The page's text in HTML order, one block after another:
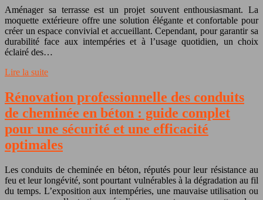
Aménager sa terrasse est un projet souvent enthousiasmant. La
moquette extérieure offre une solution élégante et confortable pour
créer un espace convivial et accueillant. Cependant, pour garantir sa
durabilité face aux intempéries et à l’usage quotidien, un choix
éclairé des…
Lire la suite
Rénovation professionnelle des conduits
de cheminée en béton : guide complet
pour une sécurité et une efficacité
optimales
Les conduits de cheminée en béton, réputés pour leur résistance au
feu et leur longévité, sont pourtant vulnérables à la dégradation au fil
du temps. L’exposition aux intempéries, une mauvaise utilisation ou